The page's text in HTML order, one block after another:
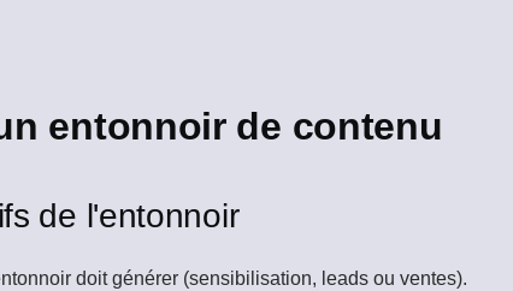
entonnoir de contenu
de l'entonnoir
doit générer (sensibilisation, leads ou ventes).